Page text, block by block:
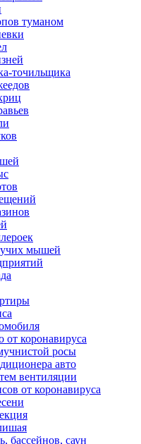
туманом
точильщика
мышей
от коронавируса
росы
авто
вентиляции
от коронавируса
бассейнов, саун